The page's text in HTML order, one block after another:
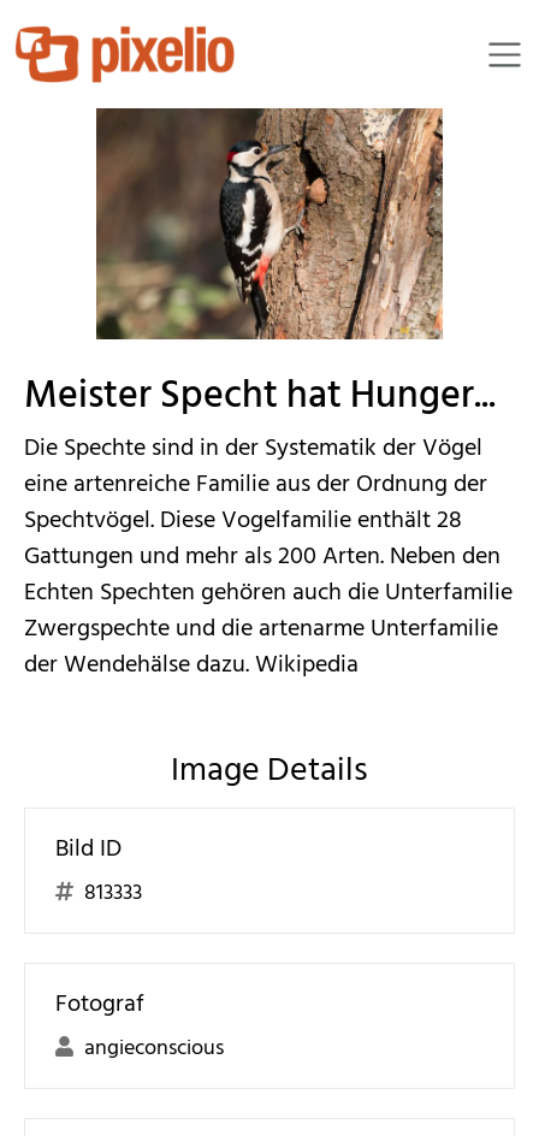
angieconscious
Meister Specht hat Hunger...
Die Spechte sind in der Systematik der Vögel
eine artenreiche Familie aus der Ordnung der
Spechtvögel. Diese Vogelfamilie enthält 28
Gattungen und mehr als 200 Arten. Neben den
Echten Spechten gehören auch die Unterfamilie
Zwergspechte und die artenarme Unterfamilie
der Wendehälse dazu. Wikipedia
Image Details
Bild ID
813333
Fotograf
angieconscious